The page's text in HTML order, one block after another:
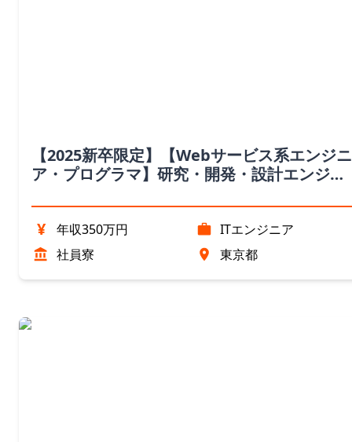
【2025新卒限定】【Webサービス系エンジニ
ア・プログラマ】研究・開発・設計エンジニ
¥
年収350万円
ITエンジニア
社員寮
東京都